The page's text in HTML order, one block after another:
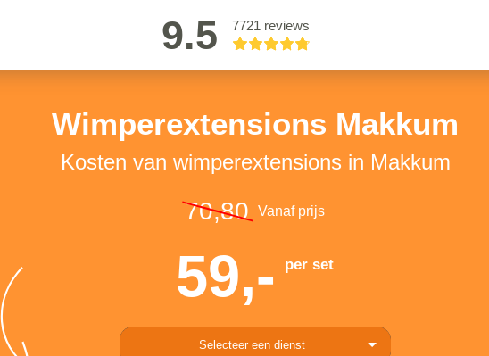
9.5 7721 reviews
Wimperextensions Makkum
Kosten van wimperextensions in Makkum
70,80 Vanaf prijs
59,- per set
Selecteer een dienst